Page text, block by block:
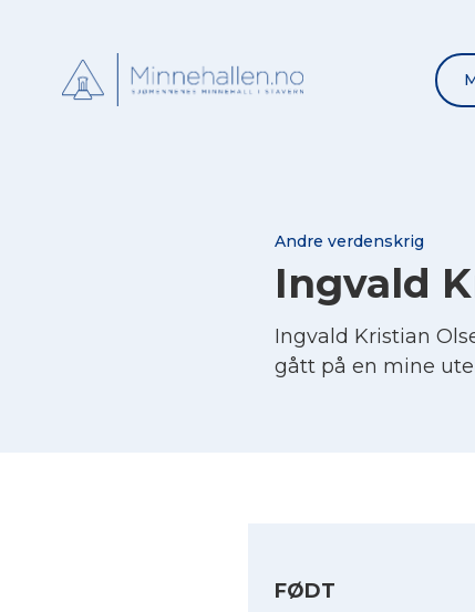
Andre verdenskrig
Ingvald
Ingvald Kristian
gått på en mine
FØDT